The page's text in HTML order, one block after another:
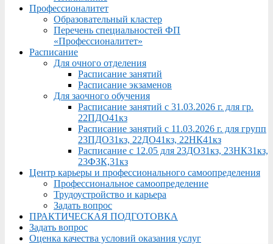
Профессионалитет
Образовательный кластер
Перечень специальностей ФП
«Профессионалитет»
Расписание
Для очного отделения
Расписание занятий
Расписание экзаменов
Для заочного обучения
Расписание занятий с 31.03.2026 г. для гр.
22ПДО41кз
Расписание занятий с 11.03.2026 г. для групп
23ПДО31кз, 22ДО41кз, 22НК41кз
Расписание с 12.05 для 23ДО31кз, 23НК31кз,
23ФЗК,31кз
Центр карьеры и профессионального самоопределения
Профессиональное самоопределение
Трудоустройство и карьера
Задать вопрос
ПРАКТИЧЕСКАЯ ПОДГОТОВКА
Задать вопрос
Оценка качества условий оказания услуг